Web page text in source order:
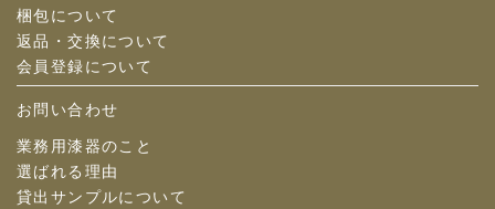
梱包について
返品・交換について
会員登録について
お問い合わせ
業務用漆器のこと
選ばれる理由
貸出サンプルについて